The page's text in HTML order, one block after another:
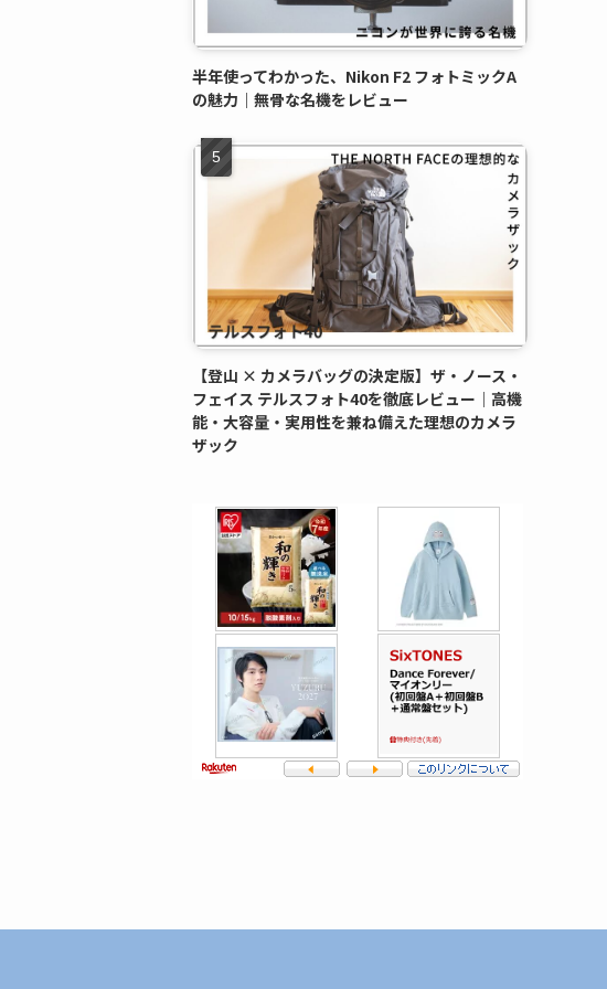
半年使ってわかった、Nikon F2 フォトミックA
の魅力｜無骨な名機をレビュー
【登山 × カメラバッグの決定版】ザ・ノース・
フェイス テルスフォト40を徹底レビュー｜高機
能・大容量・実用性を兼ね備えた理想のカメラ
ザック